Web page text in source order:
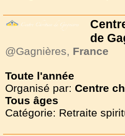
de
@Gagnières, France
Toute l'année
Organisé par: Centre
Tous âges
Catégorie: Retraite